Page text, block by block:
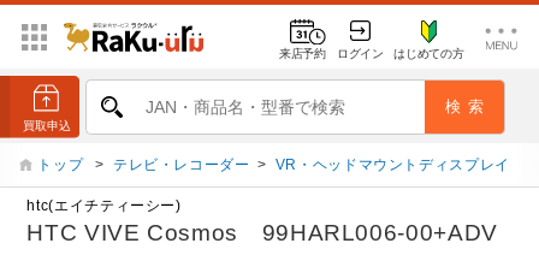
来店予約 ログイン はじめての方
トップ > テレビ・レコーダー > VR・ヘッドマウントディスプレイ
htc(エイチティーシー)
HTC VIVE Cosmos 99HARL006-00+ADV